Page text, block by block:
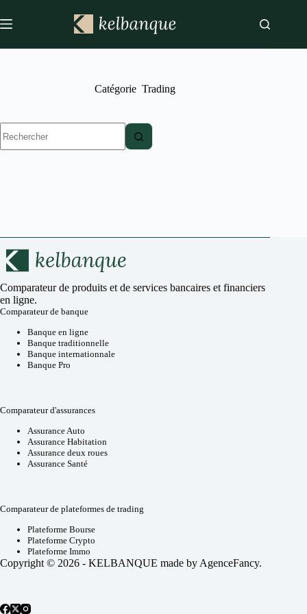
au
contenu
Catégorie Trading
résultat
Comparateur de produits et de services bancaires et financiers
en ligne.
Comparateur de banque
Banque en ligne
Banque traditionnelle
Banque internationnale
Banque Pro
Comparateur d'assurances
Assurance Auto
Assurance Habitation
Assurance deux roues
Assurance Santé
Comparateur de plateformes de trading
Plateforme Bourse
Plateforme Crypto
Plateforme Immo
Copyright © 2026 - KELBANQUE made by AgenceFancy.